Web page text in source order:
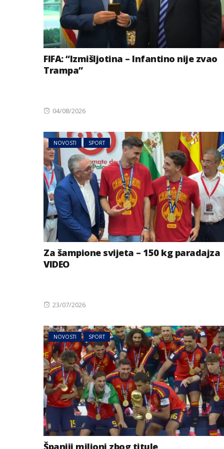
FIFA: “Izmišljotina – Infantino nije zvao
Trampa”
Posted
04/08/2026
NOVOSTI SPORT
Za šampione svijeta – 150 kg paradajza
VIDEO
Posted
23/07/2026
NOVOSTI SPORT
AUSTRIJA NOVOSTI
Jake grmljavine
dijelovima